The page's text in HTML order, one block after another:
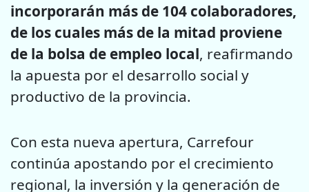
incorporarán más de 104 colaboradores,
de los cuales más de la mitad proviene
de la bolsa de empleo local, reafirmando
la apuesta por el desarrollo social y
productivo de la provincia.
Con esta nueva apertura, Carrefour
continúa apostando por el crecimiento
regional, la inversión y la generación de